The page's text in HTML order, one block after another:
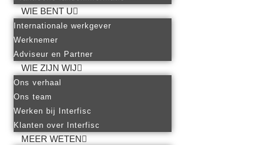
WIE BENT U
Internationale werkgever
Werknemer
Adviseur en Partner
WIE ZIJN WIJ
Ons verhaal
Ons team
Werken bij Interfisc
Klanten over Interfisc
MEER WETEN